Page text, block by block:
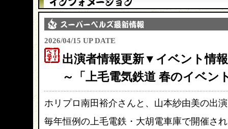
2026/04/15 UP DATE
出演者情報更新▼イベント情
～「上毛電気鉄道 春のイベン
ホリプロ南田裕介さんと、山本紗由美の出
毎年恒例の上毛電鉄・大胡電車庫で開催さ